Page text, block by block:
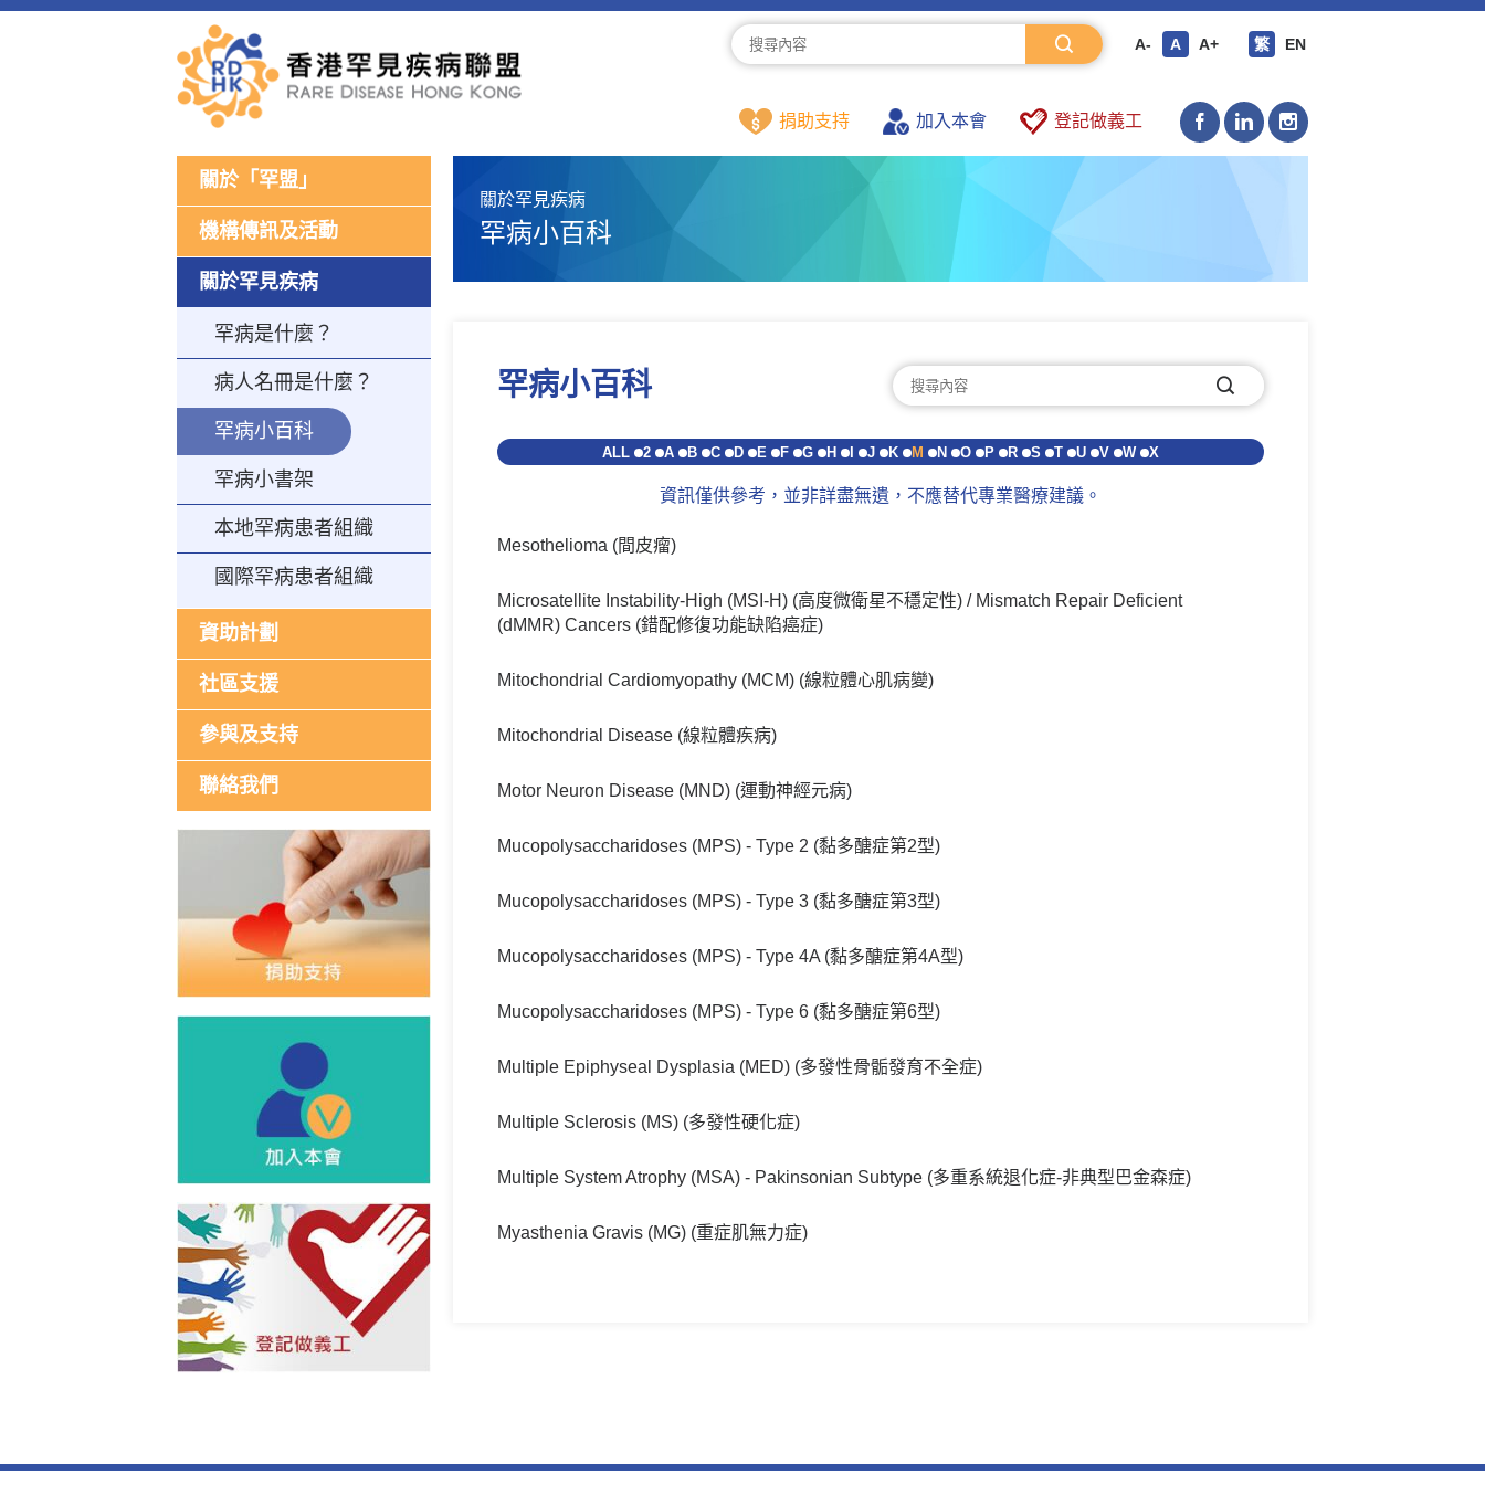
A- A A+ 繁 EN
捐助支持 加入本會 登記做義工
關於「罕盟」
機構傳訊及活動
關於罕見疾病
罕病是什麼？
病人名冊是什麼？
罕病小百科
罕病小書架
本地罕病患者組織
國際罕病患者組織
資助計劃
社區支援
參與及支持
聯絡我們
關於罕見疾病
罕病小百科
罕病小百科
ALL 2 A B C D E F G H J K M N O P R S T U V W X
資訊僅供參考，並非詳盡無遺，不應替代專業醫療建議。
Mesothelioma (間皮瘤)
Microsatellite Instability-High (MSI-H) (高度微衛星不穩定性) / Mismatch Repair Deficient
(dMMR) Cancers (錯配修復功能缺陷癌症)
Mitochondrial Cardiomyopathy (MCM) (線粒體心肌病變)
Mitochondrial Disease (線粒體疾病)
Motor Neuron Disease (MND) (運動神經元病)
Mucopolysaccharidoses (MPS) - Type 2 (黏多醣症第2型)
Mucopolysaccharidoses (MPS) - Type 3 (黏多醣症第3型)
Mucopolysaccharidoses (MPS) - Type 4A (黏多醣症第4A型)
Mucopolysaccharidoses (MPS) - Type 6 (黏多醣症第6型)
Multiple Epiphyseal Dysplasia (MED) (多發性骨骺發育不全症)
Multiple Sclerosis (MS) (多發性硬化症)
Multiple System Atrophy (MSA) - Pakinsonian Subtype (多重系統退化症-非典型巴金森症)
Myasthenia Gravis (MG) (重症肌無力症)